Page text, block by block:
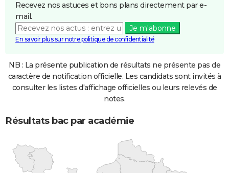
Recevez nos astuces et bons plans directement par e-
mail.
Je m'abonne
En savoir plus sur notre politique de confidentialité
NB : La présente publication de résultats ne présente pas de
caractère de notification officielle. Les candidats sont invités à
consulter les listes d'affichage officielles ou leurs relevés de
notes.
Résultats bac par académie